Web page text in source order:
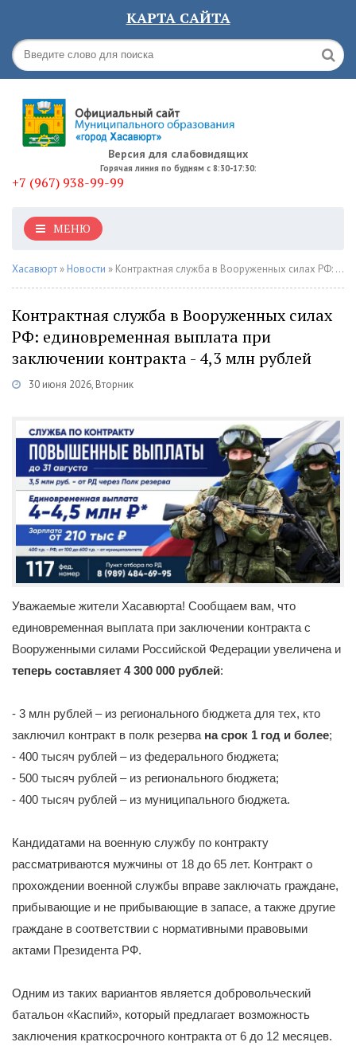
КАРТА САЙТА
Версия для слабовидящих
Горячая линия по будням с 8:30-17:30:
+7 (967) 938-99-99
МЕНЮ
Хасавюрт » Новости » Контрактная служба в Вооруженных силах РФ: единовременная выплата при заключении контракта - 4,3 млн рублей
Контрактная служба в Вооруженных силах
РФ: единовременная выплата при
заключении контракта - 4,3 млн рублей
30 июня 2026, Вторник
Уважаемые жители Хасавюрта! Сообщаем вам, что
единовременная выплата при заключении контракта с
Вооруженными силами Российской Федерации увеличена и
теперь составляет 4 300 000 рублей:
- 3 млн рублей – из регионального бюджета для тех, кто
заключил контракт в полк резерва на срок 1 год и более;
- 400 тысяч рублей – из федерального бюджета;
- 500 тысяч рублей – из регионального бюджета;
- 400 тысяч рублей – из муниципального бюджета.
Кандидатами на военную службу по контракту
рассматриваются мужчины от 18 до 65 лет. Контракт о
прохождении военной службы вправе заключать граждане,
прибывающие и не прибывающие в запасе, а также другие
граждане в соответствии с нормативными правовыми
актами Президента РФ.
Одним из таких вариантов является добровольческий
батальон «Каспий», который предлагает возможность
заключения краткосрочного контракта от 6 до 12 месяцев.